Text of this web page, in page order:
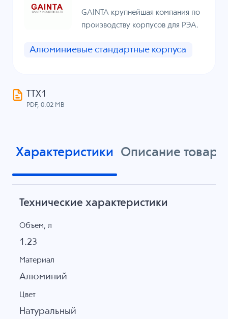
GAINTA крупнейшая компания по
производству корпусов для РЭА.
Алюминиевые стандартные корпуса
ТТХ1
PDF, 0.02 MB
Характеристики Описание товара
Технические характеристики
Объем, л
1.23
Материал
Алюминий
Цвет
Натуральный